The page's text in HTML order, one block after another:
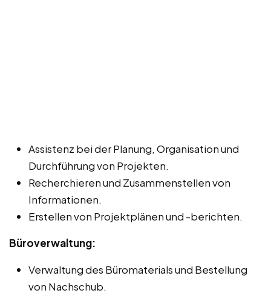
Assistenz bei der Planung, Organisation und
Durchführung von Projekten.
Recherchieren und Zusammenstellen von
Informationen.
Erstellen von Projektplänen und -berichten.
Büroverwaltung:
Verwaltung des Büromaterials und Bestellung
von Nachschub.